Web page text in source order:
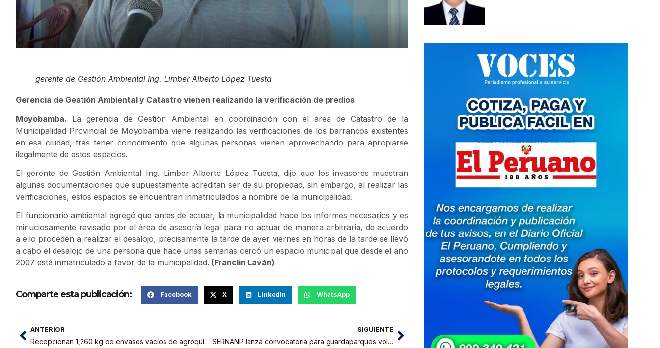
gerente de Gestión Ambiental Ing. Limber Alberto López Tuesta
Gerencia de Gestión Ambiental y Catastro vienen realizando la verificación de predios
Moyobamba. La gerencia de Gestión Ambiental en coordinación con el área de Catastro de la
Municipalidad Provincial de Moyobamba viene realizando las verificaciones de los barrancos existentes
en esa ciudad, tras tener conocimiento que algunas personas vienen aprovechando para apropiarse
ilegalmente de estos espacios.
El gerente de Gestión Ambiental Ing. Limber Alberto López Tuesta, dijo que los invasores muestran
algunas documentaciones que supuestamente acreditan ser de su propiedad, sin embargo, al realizar las
verificaciones, estos espacios se encuentran inmatriculados a nombre de la municipalidad.
El funcionario ambiental agregó que antes de actuar, la municipalidad hace los informes necesarios y es
minuciosamente revisado por el área de asesoría legal para no actuar de manera arbitraria, de acuerdo
a ello proceden a realizar el desalojo, precisamente la tarde de ayer viernes en horas de la tarde se llevó
a cabo el desalojo de una persona que hace unas semanas cercó un espacio municipal que desde el año
2007 está inmatriculado a favor de la municipalidad. (Franclin Laván)
Comparte esta publicación: Facebook X LinkedIn WhatsApp
ANTERIOR
Recepcionan 1,260 kg de envases vacíos de agroquímicos en la Provincia de Bellavista
SIGUIENTE
SERNANP lanza convocatoria para guardaparques voluntarios en el BPAM